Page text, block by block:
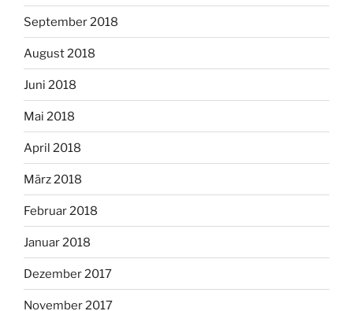
September 2018
August 2018
Juni 2018
Mai 2018
April 2018
März 2018
Februar 2018
Januar 2018
Dezember 2017
November 2017